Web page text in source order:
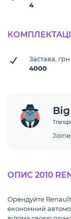
4
Застава, грн
4000
ОПИС 2010
Орендуйте
економний